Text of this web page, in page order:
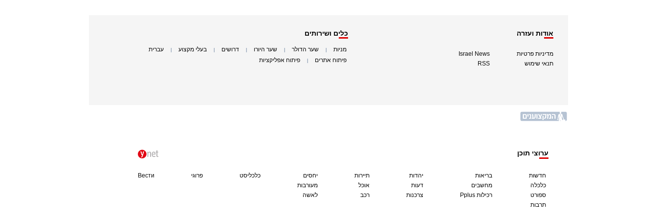
אודות ועזרה
מדיניות פרטיות
תנאי שימוש
Israel News
RSS
כלים ושירותים
מניות שער הדולר שער היורו דרושים בעלי מקצוע עברית
פיתוח אתרים פיתוח אפליקציות
ערוצי תוכן
חדשות
כלכלה
ספורט
תרבות
בריאות
מחשבים
Pplus רכילות
יהדות
דעות
צרכנות
תיירות
אוכל
רכב
יחסים
מעורבות
לאשה
כלכליסט פרוגי Вести